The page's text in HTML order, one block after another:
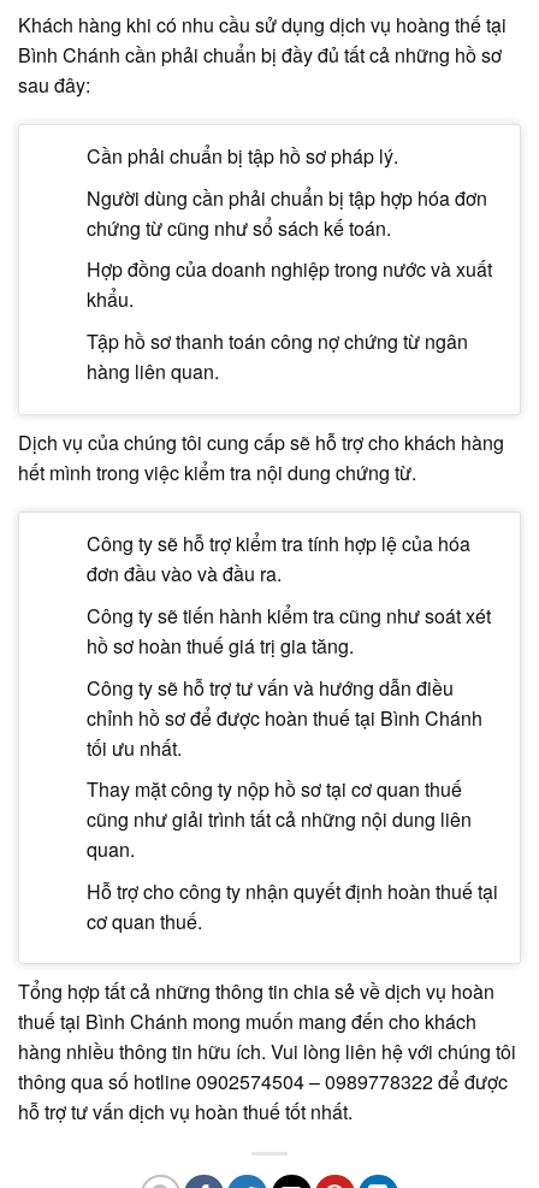
Khách hàng khi có nhu cầu sử dụng dịch vụ hoàng thế tại
Bình Chánh cần phải chuẩn bị đầy đủ tất cả những hồ sơ
sau đây:
Cần phải chuẩn bị tập hồ sơ pháp lý.
Người dùng cần phải chuẩn bị tập hợp hóa đơn
chứng từ cũng như sổ sách kế toán.
Hợp đồng của doanh nghiệp trong nước và xuất
khẩu.
Tập hồ sơ thanh toán công nợ chứng từ ngân
hàng liên quan.
Dịch vụ của chúng tôi cung cấp sẽ hỗ trợ cho khách hàng
hết mình trong việc kiểm tra nội dung chứng từ.
Công ty sẽ hỗ trợ kiểm tra tính hợp lệ của hóa
đơn đầu vào và đầu ra.
Công ty sẽ tiến hành kiểm tra cũng như soát xét
hồ sơ hoàn thuế giá trị gia tăng.
Công ty sẽ hỗ trợ tư vấn và hướng dẫn điều
chỉnh hồ sơ để được hoàn thuế tại Bình Chánh
tối ưu nhất.
Thay mặt công ty nộp hồ sơ tại cơ quan thuế
cũng như giải trình tất cả những nội dung liên
quan.
Hỗ trợ cho công ty nhận quyết định hoàn thuế tại
cơ quan thuế.
Tổng hợp tất cả những thông tin chia sẻ về dịch vụ hoàn
thuế tại Bình Chánh mong muốn mang đến cho khách
hàng nhiều thông tin hữu ích. Vui lòng liên hệ với chúng tôi
thông qua số hotline 0902574504 – 0989778322 để được
hỗ trợ tư vấn dịch vụ hoàn thuế tốt nhất.